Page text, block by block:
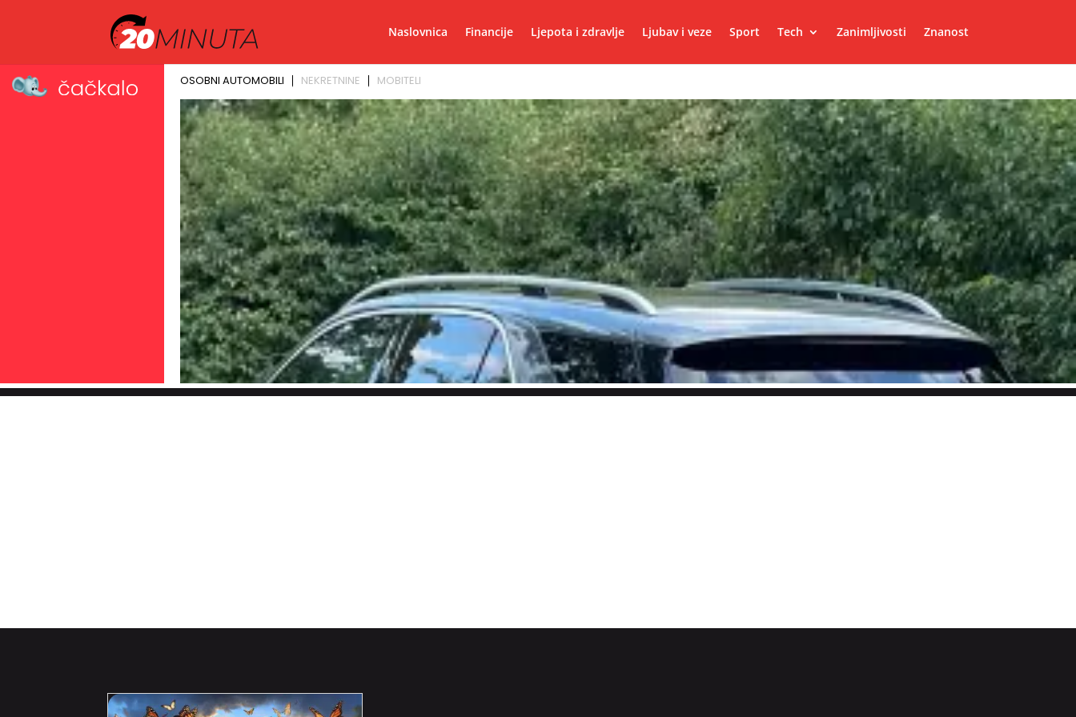
Naslovnica Financije Ljepota i zdravlje Ljubav i veze Sport Tech Zanimljivosti Znanost